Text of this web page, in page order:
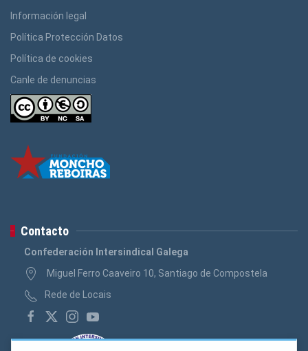
Información legal
Política Protección Datos
Política de cookies
Canle de denuncias
Contacto
Confederación Intersindical Galega
Miguel Ferro Caaveiro 10, Santiago de Compostela
Rede de Locais